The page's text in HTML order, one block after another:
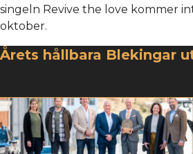
singeln Revive the love kommer
oktober.
Årets hållbara Blekingar